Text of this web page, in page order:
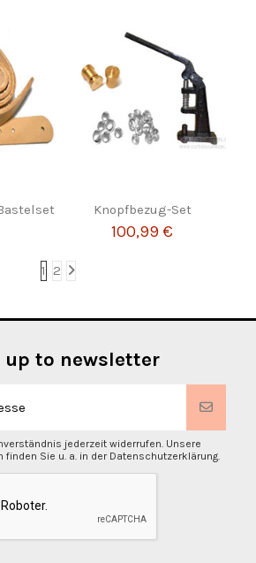
Knopfbezug-Set
100,99 €
1 2
up to newsletter
jederzeit widerrufen. Unsere
Sie u. a. in der Datenschutzerklärung.